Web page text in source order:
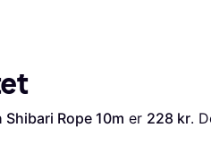
Shibari Rope 10m er 228 kr